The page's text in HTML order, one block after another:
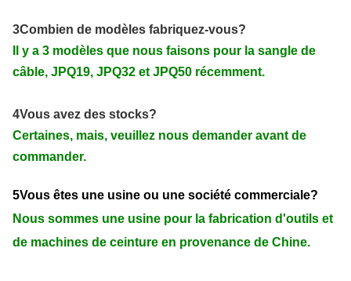
3Combien de modèles fabriquez-vous?
Il y a 3 modèles que nous faisons pour la sangle de
câble, JPQ19, JPQ32 et JPQ50 récemment.
4Vous avez des stocks?
Certaines, mais, veuillez nous demander avant de
commander.
5Vous êtes une usine ou une société commerciale?
Nous sommes une usine pour la fabrication d'outils et
de machines de ceinture en provenance de Chine.